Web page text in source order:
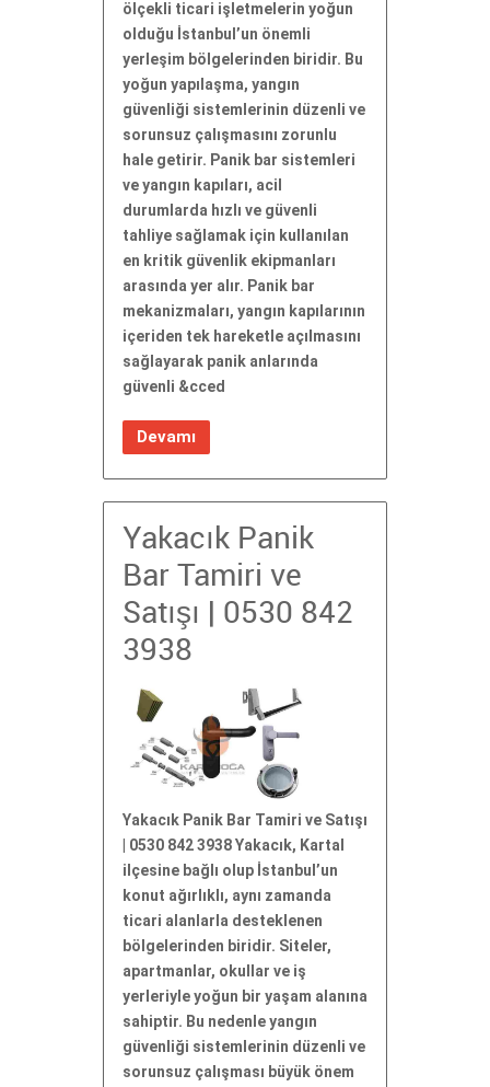
ölçekli ticari işletmelerin yoğun
olduğu İstanbul’un önemli
yerleşim bölgelerinden biridir. Bu
yoğun yapılaşma, yangın
güvenliği sistemlerinin düzenli ve
sorunsuz çalışmasını zorunlu
hale getirir. Panik bar sistemleri
ve yangın kapıları, acil
durumlarda hızlı ve güvenli
tahliye sağlamak için kullanılan
en kritik güvenlik ekipmanları
arasında yer alır. Panik bar
mekanizmaları, yangın kapılarının
içeriden tek hareketle açılmasını
sağlayarak panik anlarında
güvenli &cced
Devamı
Yakacık Panik
Bar Tamiri ve
Satışı | 0530 842
3938
Yakacık Panik Bar Tamiri ve Satışı
| 0530 842 3938 Yakacık, Kartal
ilçesine bağlı olup İstanbul’un
konut ağırlıklı, aynı zamanda
ticari alanlarla desteklenen
bölgelerinden biridir. Siteler,
apartmanlar, okullar ve iş
yerleriyle yoğun bir yaşam alanına
sahiptir. Bu nedenle yangın
güvenliği sistemlerinin düzenli ve
sorunsuz çalışması büyük önem